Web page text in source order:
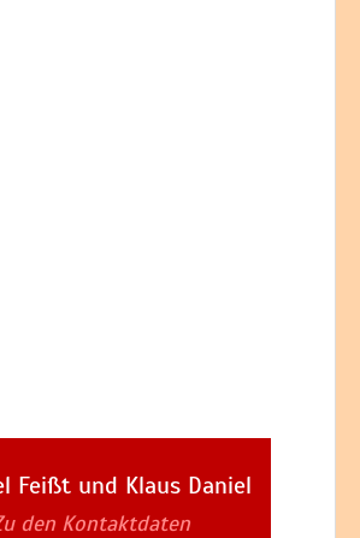
Feißt und Klaus Daniel
den Kontaktdaten